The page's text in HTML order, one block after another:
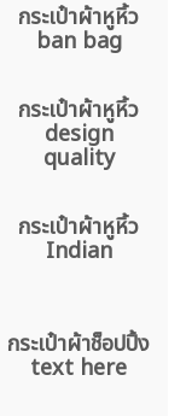
กระเป๋าผ้าหูหิ้ว
ban bag
กระเป๋าผ้าหูหิ้ว
design
quality
กระเป๋าผ้าหูหิ้ว
Indian
กระเป๋าผ้าช็อปปิ้ง
text here